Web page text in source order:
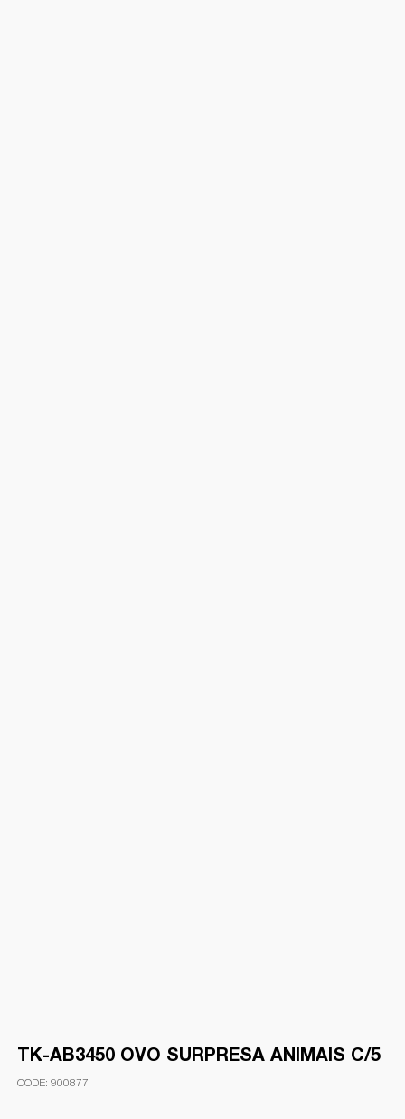
TK-AB3450 OVO SURPRESA ANIMAIS C/5
900877